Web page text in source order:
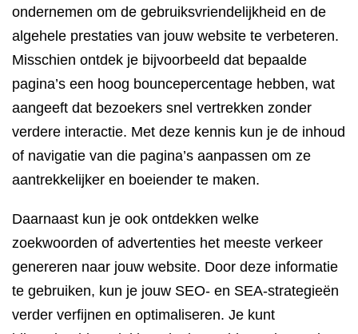
ondernemen om de gebruiksvriendelijkheid en de
algehele prestaties van jouw website te verbeteren.
Misschien ontdek je bijvoorbeeld dat bepaalde
pagina’s een hoog bouncepercentage hebben, wat
aangeeft dat bezoekers snel vertrekken zonder
verdere interactie. Met deze kennis kun je de inhoud
of navigatie van die pagina’s aanpassen om ze
aantrekkelijker en boeiender te maken.
Daarnaast kun je ook ontdekken welke
zoekwoorden of advertenties het meeste verkeer
genereren naar jouw website. Door deze informatie
te gebruiken, kun je jouw SEO- en SEA-strategieën
verder verfijnen en optimaliseren. Je kunt